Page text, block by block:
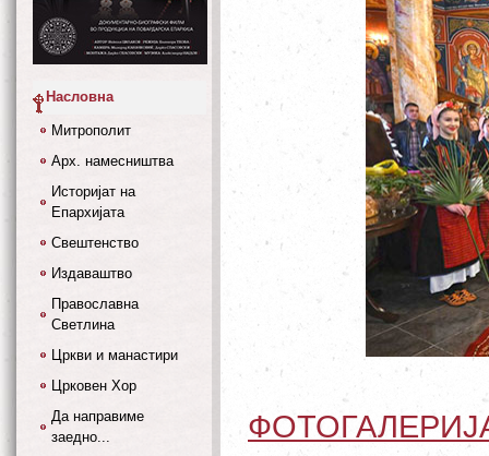
Насловна
Митрополит
Арх. намесништва
Историјат на
Епархијата
Свештенство
Издаваштво
Православна
Светлина
Цркви и манастири
Црковен Хор
Да направиме
заедно...